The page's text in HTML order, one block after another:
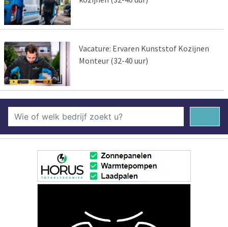
Vacature: Ervaren Kunststof Kozijnen
Monteur (32-40 uur)